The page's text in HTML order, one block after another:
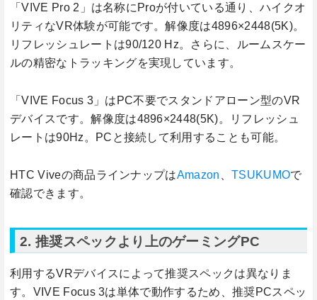
「VIVE Pro 2」は名称にProが付いている通り、ハイクオ
リティなVR体験が可能です。解像度は4896×2448(5K)。
リフレッシュレートは90/120 Hz。さらに、ルームスケー
ルの精密なトラッキングを実現しています。
「VIVE Focus 3」はPC不要でスタンドアローン型のVR
デバイスです。解像度は4896×2448(5K)。リフレッシュ
レートは90Hz。PCと接続して利用することも可能。
HTC Viveの商品ラインナップはAmazon 、TSUKUMOで
確認できます。
2. 推奨スペックより上のゲーミングPC
利用するVRデバイスによって推奨スペックは異なりま
す。VIVE Focus 3は単体で動作するため、推奨PCスペッ